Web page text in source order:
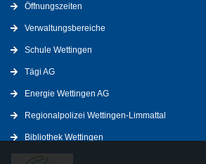
Öffnungszeiten
Verwaltungsbereiche
Schule Wettingen
Tägi AG
Energie Wettingen AG
Regionalpolizei Wettingen-Limmattal
Bibliothek Wettingen